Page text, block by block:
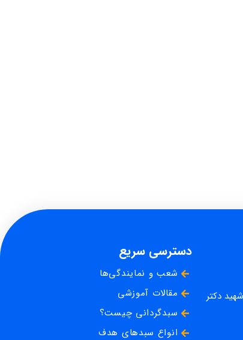
دکتر
دسترسی سریع
شعب و نمایندگی‌ها
مقالات آموزشی
سبدگردانی چیست؟
انواع سبدهای هدف